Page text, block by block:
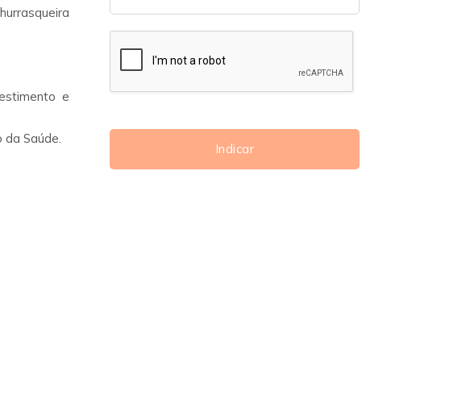
e
Saúde.
Indicar